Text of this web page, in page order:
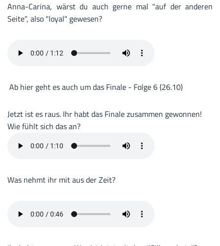
Anna-Carina, wärst du auch gerne mal "auf der anderen
Seite", also "loyal" gewesen?
Ab hier geht es auch um das Finale - Folge 6 (26.10)
Jetzt ist es raus. Ihr habt das Finale zusammen gewonnen!
Wie fühlt sich das an?
Was nehmt ihr mit aus der Zeit?